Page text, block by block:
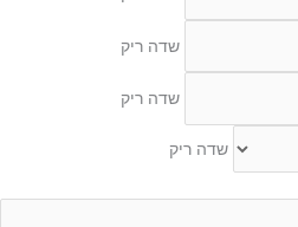
שדה ריק
שדה ריק
שדה ריק